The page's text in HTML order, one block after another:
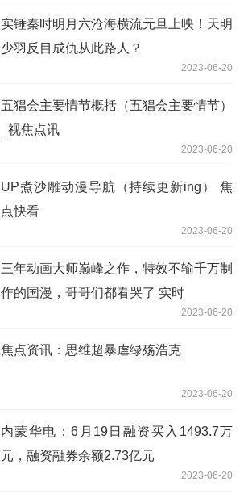
实锤秦时明月六沧海横流元旦上映！天明
少羽反目成仇从此路人？
2023-06-20
五猖会主要情节概括（五猖会主要情节）
_视焦点讯
2023-06-20
UP煮沙雕动漫导航（持续更新ing） 焦
点快看
2023-06-20
三年动画大师巅峰之作，特效不输千万制
作的国漫，哥哥们都看哭了 实时
2023-06-20
焦点资讯：思维超暴虐绿殇浩克
2023-06-20
内蒙华电：6月19日融资买入1493.7万
元，融资融券余额2.73亿元
2023-06-20